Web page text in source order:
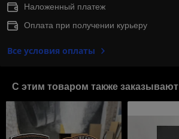
Наложенный платеж
Оплата при получении курьеру
Все условия оплаты
С этим товаром также заказывают